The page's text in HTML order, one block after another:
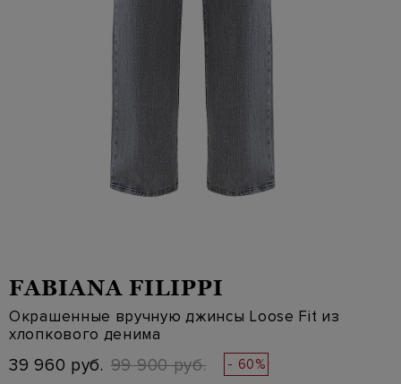
FABIANA FILIPPI
Окрашенные вручную джинсы Loose Fit из
хлопкового денима
39 960 руб. 99 900 руб. - 60%